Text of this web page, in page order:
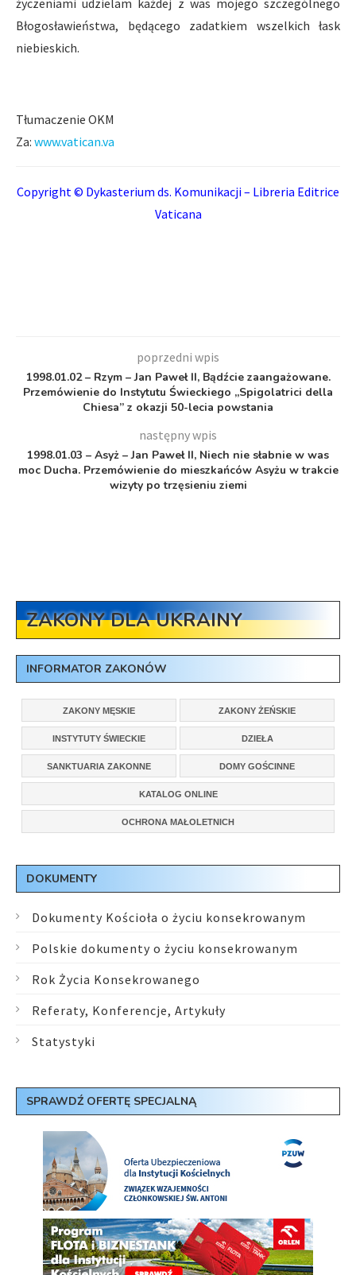
życzeniami udzielam każdej z was mojego szczególnego
Błogosławieństwa, będącego zadatkiem wszelkich łask
niebieskich.
Tłumaczenie OKM
Za: www.vatican.va
Copyright © Dykasterium ds. Komunikacji – Libreria Editrice
Vaticana
poprzedni wpis
1998.01.02 – Rzym – Jan Paweł II, Bądźcie zaangażowane.
Przemówienie do Instytutu Świeckiego „Spigolatrici della
Chiesa” z okazji 50-lecia powstania
następny wpis
1998.01.03 – Asyż – Jan Paweł II, Niech nie słabnie w was
moc Ducha. Przemówienie do mieszkańców Asyżu w trakcie
wizyty po trzęsieniu ziemi
ZAKONY DLA UKRAINY
INFORMATOR ZAKONÓW
ZAKONY MĘSKIE ZAKONY ŻEŃSKIE
INSTYTUTY ŚWIECKIE DZIEŁA
SANKTUARIA ZAKONNE DOMY GOŚCINNE
KATALOG ONLINE
OCHRONA MAŁOLETNICH
DOKUMENTY
Dokumenty Kościoła o życiu konsekrowanym
Polskie dokumenty o życiu konsekrowanym
Rok Życia Konsekrowanego
Referaty, Konferencje, Artykuły
Statystyki
SPRAWDŹ OFERTĘ SPECJALNĄ